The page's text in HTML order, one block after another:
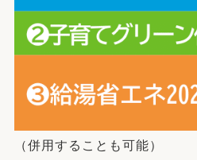
（併用することも可能）